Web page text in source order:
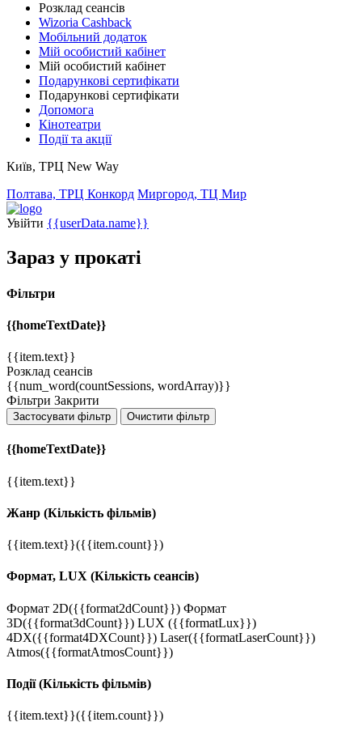
Розклад сеансів
Wizoria Cashback
Мобільний додаток
Мій особистий кабінет
Мій особистий кабінет
Подарункові сертифікати
Подарункові сертифікати
Допомога
Кінотеатри
Події та акції
Київ, ТРЦ New Way
Полтава, ТРЦ Конкорд Миргород, ТЦ Мир
Увійти {{userData.name}}
Зараз у прокаті
Фільтри
{{homeTextDate}}
{{item.text}}
Розклад сеансів
{{num_word(countSessions, wordArray)}}
Фільтри Закрити
Застосувати фільтр Очистити фільтр
{{homeTextDate}}
{{item.text}}
Жанр (Кількість фільмів)
{{item.text}}({{item.count}})
Формат, LUX (Кількість сеансів)
Формат 2D({{format2dCount}}) Формат
3D({{format3dCount}}) LUX ({{formatLux}})
4DX({{format4DXCount}}) Laser({{formatLaserCount}})
Atmos({{formatAtmosCount}})
Події(Кількість фільмів)
{{item.text}}({{item.count}})